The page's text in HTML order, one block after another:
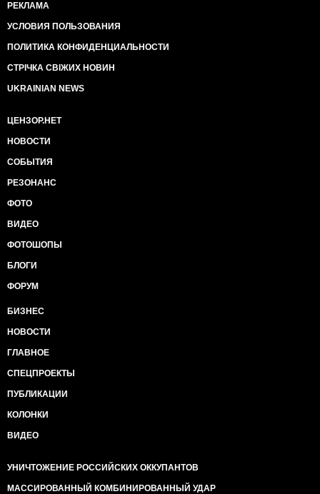
РЕКЛАМА
УСЛОВИЯ ПОЛЬЗОВАНИЯ
ПОЛИТИКА КОНФИДЕНЦИАЛЬНОСТИ
СТРІЧКА СВІЖИХ НОВИН
UKRAINIAN NEWS
ЦЕНЗОР.НЕТ
НОВОСТИ
СОБЫТИЯ
РЕЗОНАНС
ФОТО
ВИДЕО
ФОТОШОПЫ
БЛОГИ
ФОРУМ
БИЗНЕС
НОВОСТИ
ГЛАВНОЕ
СПЕЦПРОЕКТЫ
ПУБЛИКАЦИИ
КОЛОНКИ
ВИДЕО
УНИЧТОЖЕНИЕ РОССИЙСКИХ ОККУПАНТОВ
МАССИРОВАННЫЙ КОМБИНИРОВАННЫЙ УДАР